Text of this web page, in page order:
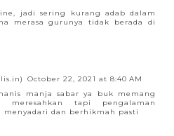
jadi sering kurang adab dalam
merasa gurunya tidak berada di
October 22, 2021 at 8:40 AM
manja sabar ya buk memang
tapi pengalaman
dan berhikmah pasti